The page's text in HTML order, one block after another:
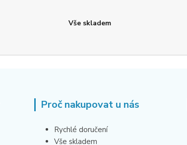
Vše skladem
Proč nakupovat u nás
Rychlé doručení
Vše skladem